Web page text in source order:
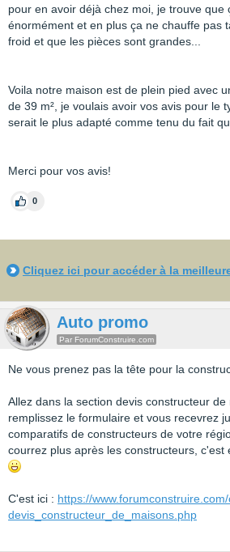
pour en avoir déjà chez moi, je trouve que
énormément et en plus ça ne chauffe pas
froid et que les pièces sont grandes...
Voila notre maison est de plein pied avec
de 39 m², je voulais avoir vos avis pour le
serait le plus adapté comme tenu du fait
Merci pour vos avis!
0
Cliquez ici pour accéder à la
Auto promo
Par ForumConstruire.com
Ne vous prenez pas la tête pour la
Allez dans la section devis constructeur de
remplissez le formulaire et vous recevrez
comparatifs de constructeurs de votre
courrez plus après les constructeurs, c'est
C'est ici : https://
devis_constructeur_de_maisons.php